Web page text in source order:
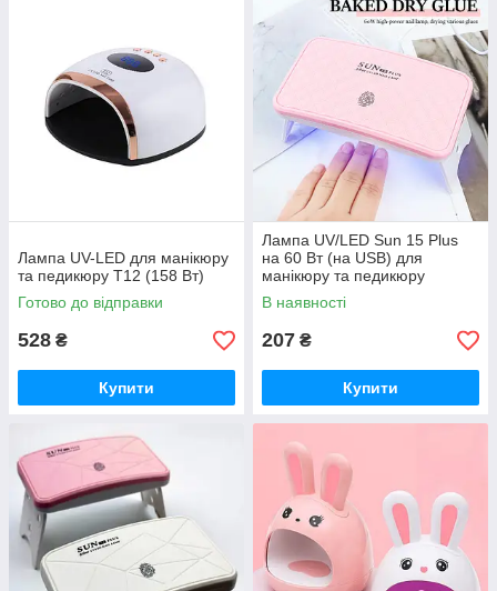
Лампа UV-LED для манікюру
та педикюру Т12 (158 Вт)
Готово до відправки
528 ₴
Купити
Лампа UV/LED Sun 15 Plus
на 60 Вт (на USB) для
манікюру та педикюру
В наявності
207 ₴
Купити